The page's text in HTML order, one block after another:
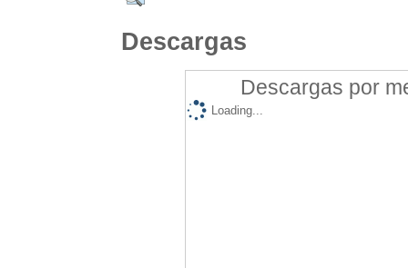
Descargas
Descargas por
Loading...